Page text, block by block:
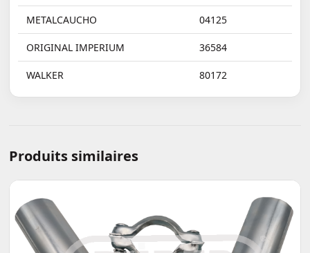
METALCAUCHO 04125
ORIGINAL IMPERIUM 36584
WALKER 80172
Produits similaires